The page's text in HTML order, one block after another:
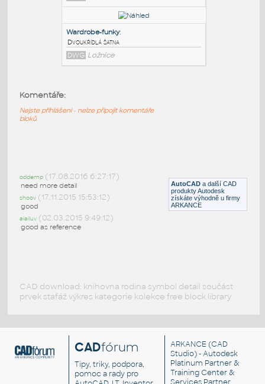
WARDROBE PLANS
Šatna - půdorysy
DWG Nábytek
DWG Ložnice
Ložnice AutoCAD a další CAD
produkty Autodesk
získáte výhodně u firmy
ARKANCE
Komentáře:
Nejste přihlášeni - nelze připojit komentáře
bloků
oddemp (17.08.2016 6:27:17)
need more detail
shoov (17.11.2015 15:53:12)
good
aiailuv (02.03.2015 9:49:12)
good as reference
CAD download: knihovna rodina symbol detail součást
prvek stafáž výkres kategorie kolekce free block library
CADfórum
Tipy, triky, podpora,
pomoc a rady pro
ARKANCE (CAD
Studio) - Autodesk
Platinum Partner &
Training Center &